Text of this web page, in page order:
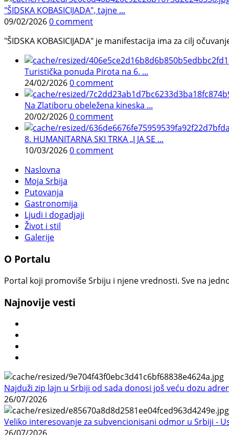
"ŠIDSKA KOBASICIJADA", tajne ...
09/02/20260 comment
"ŠIDSKA KOBASICIJADA" je manifestacija ima za cilj
Turistička ponuda Pirota na 6. ...
24/02/20260 comment
Na Zlatiboru obeležena kineska ...
20/02/20260 comment
8. HUMANITARNA SKI TRKA „I JA SE ...
10/03/20260 comment
Naslovna
Moja Srbija
Putovanja
Gastronomija
Ljudi i dogadjaji
Život i stil
Galerije
O Portalu
Portal koji promoviše Srbiju i njene vrednosti. Sve na
Najnovije vesti
Najduži zip lajn u Srbiji od sada donosi još veću dozu
26/07/2026
Veliko interesovanje za subvencionisani odmor u Srbiji -